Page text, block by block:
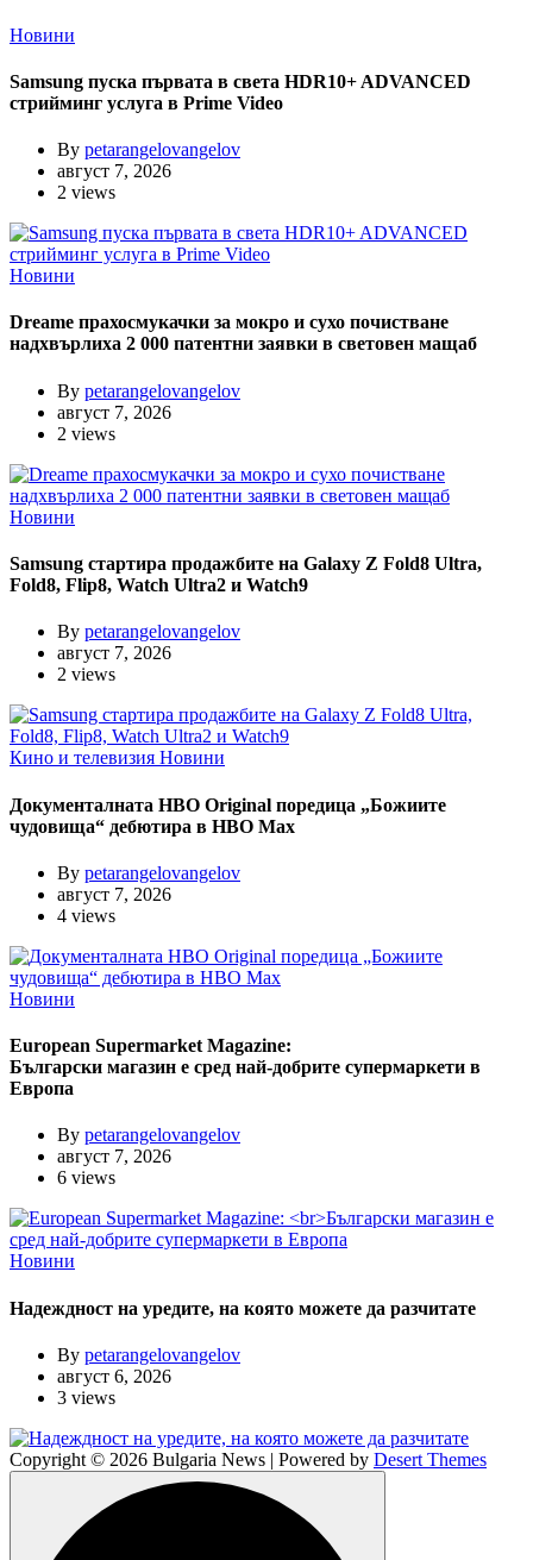
Новини
Samsung пуска първата в света HDR10+ ADVANCED
стрийминг услуга в Prime Video
By petarangelovangelov
август 7, 2026
2 views
Новини
Dreame прахосмукачки за мокро и сухо почистване
надхвърлиха 2 000 патентни заявки в световен мащаб
By petarangelovangelov
август 7, 2026
2 views
Новини
Samsung стартира продажбите на Galaxy Z Fold8 Ultra,
Fold8, Flip8, Watch Ultra2 и Watch9
By petarangelovangelov
август 7, 2026
2 views
Кино и телевизия Новини
Документалната HBO Original поредица „Божиите
чудовища“ дебютира в HBO Max
By petarangelovangelov
август 7, 2026
4 views
Новини
European Supermarket Magazine:
Български магазин е сред най-добрите супермаркети в
Европа
By petarangelovangelov
август 7, 2026
6 views
Новини
Надеждност на уредите, на която можете да разчитате
By petarangelovangelov
август 6, 2026
3 views
Copyright © 2026 Bulgaria News | Powered by Desert Themes